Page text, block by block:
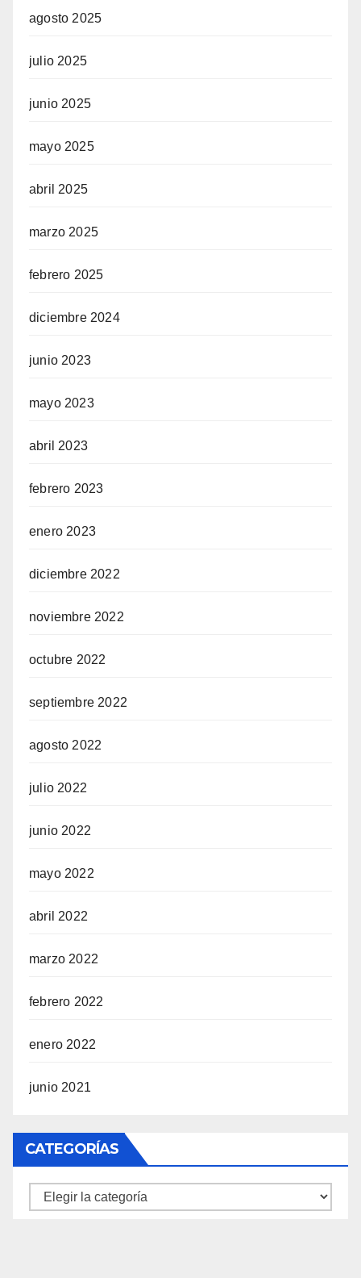
agosto 2025
julio 2025
junio 2025
mayo 2025
abril 2025
marzo 2025
febrero 2025
diciembre 2024
junio 2023
mayo 2023
abril 2023
febrero 2023
enero 2023
diciembre 2022
noviembre 2022
octubre 2022
septiembre 2022
agosto 2022
julio 2022
junio 2022
mayo 2022
abril 2022
marzo 2022
febrero 2022
enero 2022
junio 2021
CATEGORÍAS
Categorías